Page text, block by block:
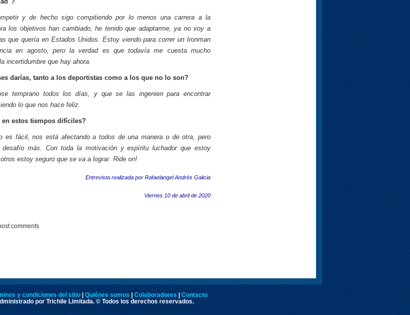
y de hecho sigo compitiendo por lo menos una carrera a la
los objetivos han cambiado, he tenido que adaptarme, ya no voy a
que quería en Estados Unidos. Estoy viendo para correr un Ironman
en agosto, pero la verdad es que todavía me cuesta mucho
incertidumbre que hay ahora.
darías, tanto a los deportistas como a los que no lo son?
temprano todos los días, y que se las ingenien para encontrar
lo que nos hace feliz.
en estos tiempos difíciles?
es fácil, nos está afectando a todos de una manera o de otra, pero
desafío más. Con toda la motivación y espíritu luchador que estoy
estoy seguro que se va a lograr. Ride on!
Entrevista realizada por Rafaelangel Andrés Galicia
Viernes 10 de abril de 2020
comments
y condiciones del sitio | Quiénes somos | Colaboradores | Contacto
por Trichile Limitada. © Todos los derechos reservados.